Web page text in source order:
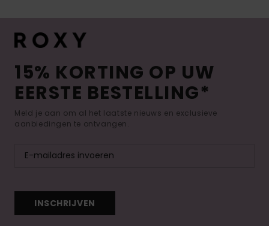
15% KORTING OP UW
EERSTE BESTELLING*
Meld je aan om al het laatste nieuws en exclusieve
aanbiedingen te ontvangen.
INSCHRIJVEN